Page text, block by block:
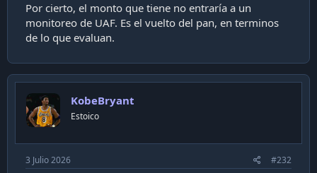
Por cierto, el monto que tiene no entraría a un
monitoreo de UAF. Es el vuelto del pan, en terminos
de lo que evaluan.
KobeBryant
Estoico
3 Julio 2026 #232